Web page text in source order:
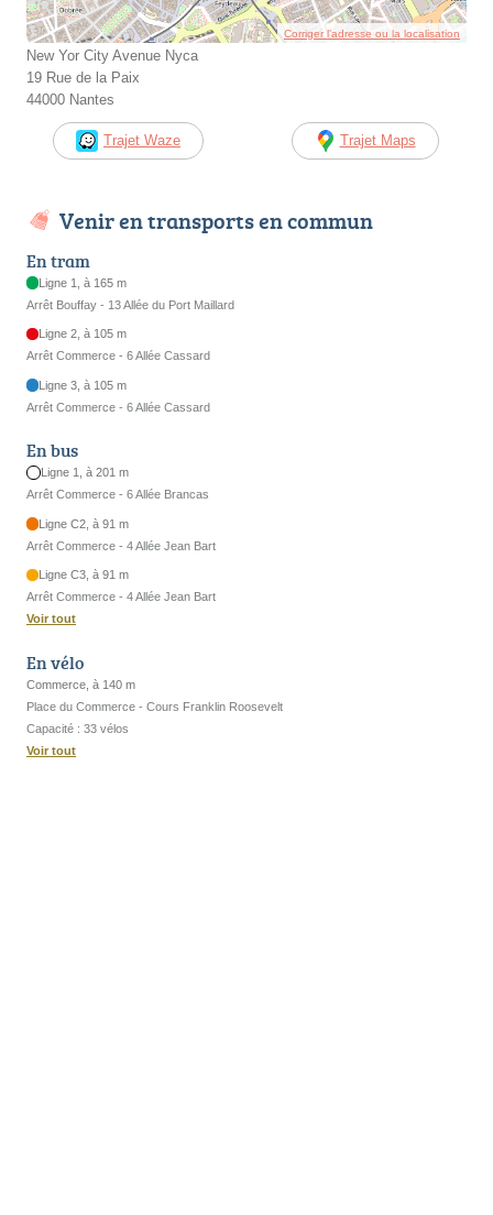
Corriger l’adresse ou la localisation
New Yor City Avenue Nyca
19 Rue de la Paix
44000 Nantes
Trajet Waze Trajet Maps
Venir en transports en commun
En tram
Ligne 1, à 165 m
Arrêt Bouffay - 13 Allée du Port Maillard
Ligne 2, à 105 m
Arrêt Commerce - 6 Allée Cassard
Ligne 3, à 105 m
Arrêt Commerce - 6 Allée Cassard
En bus
Ligne 1, à 201 m
Arrêt Commerce - 6 Allée Brancas
Ligne C2, à 91 m
Arrêt Commerce - 4 Allée Jean Bart
Ligne C3, à 91 m
Arrêt Commerce - 4 Allée Jean Bart
Voir tout
En vélo
Commerce, à 140 m
Place du Commerce - Cours Franklin Roosevelt
Capacité : 33 vélos
Voir tout